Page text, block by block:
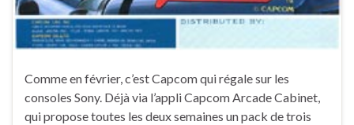
Comme en février, c’est Capcom qui régale sur les
consoles Sony. Déjà via l’appli Capcom Arcade Cabinet,
qui propose toutes les deux semaines un pack de trois